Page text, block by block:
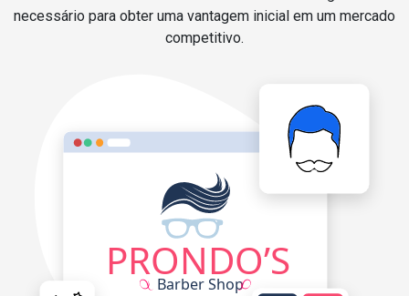
necessário para obter uma vantagem inicial em um mercado
competitivo.